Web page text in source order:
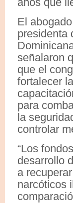
El
presidenta
señalaron
que el
fortalecer
para
la
controlar
“Los
desarrollo
a
narcóticos